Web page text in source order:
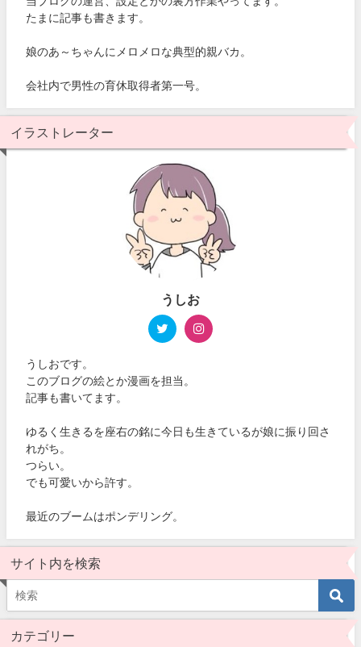
たまに記事も書きます。
娘のあ～ちゃんにメロメロな典型的親バカ。
会社内で男性の育休取得者第一号。
イラストレーター
うしお
うしおです。
このブログの絵とか漫画を担当。
記事も書いてます。
ゆるく生きるを座右の銘に今日も生きているが娘に振り回さ
れがち。
つらい。
でも可愛いから許す。
最近のブームはポンデリング。
サイト内を検索
カテゴリー